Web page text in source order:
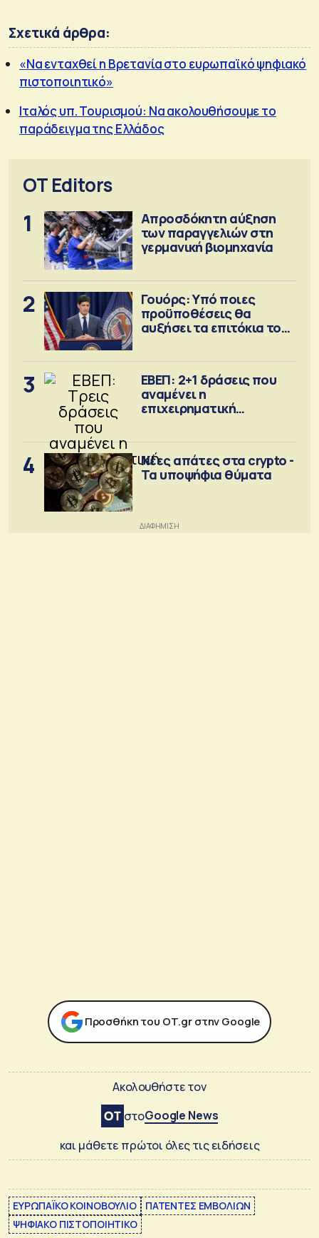
Σχετικά άρθρα:
«Να ενταχθεί η Βρετανία στο ευρωπαϊκό ψηφιακό
πιστοποιητικό»
Ιταλός υπ. Τουρισμού: Να ακολουθήσουμε το
παράδειγμα της Ελλάδος
OT Editors
1
Απροσδόκητη αύξηση
των παραγγελιών στη
γερμανική βιομηχανία
2
Γουόρς: Υπό ποιες
προϋποθέσεις θα
αυξήσει τα επιτόκια τον
3
ΕΒΕΠ: 2+1 δράσεις που
αναμένει η
επιχειρηματική
4
Νέες απάτες στα crypto -
Τα υποψήφια θύματα
Προσθήκη του ΟΤ.gr στην Google
Ακολουθήστε τον
στοGoogle News
και μάθετε πρώτοι όλες τις ειδήσεις
ΕΥΡΩΠΑΪΚΟ ΚΟΙΝΟΒΟΥΛΙΟ
ΠΑΤΕΝΤΕΣ ΕΜΒΟΛΙΩΝ
ΨΗΦΙΑΚΟ ΠΙΣΤΟΠΟΙΗΤΙΚΟ